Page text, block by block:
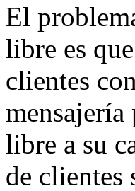
El
libre es
clientes
libre a su
de clientes